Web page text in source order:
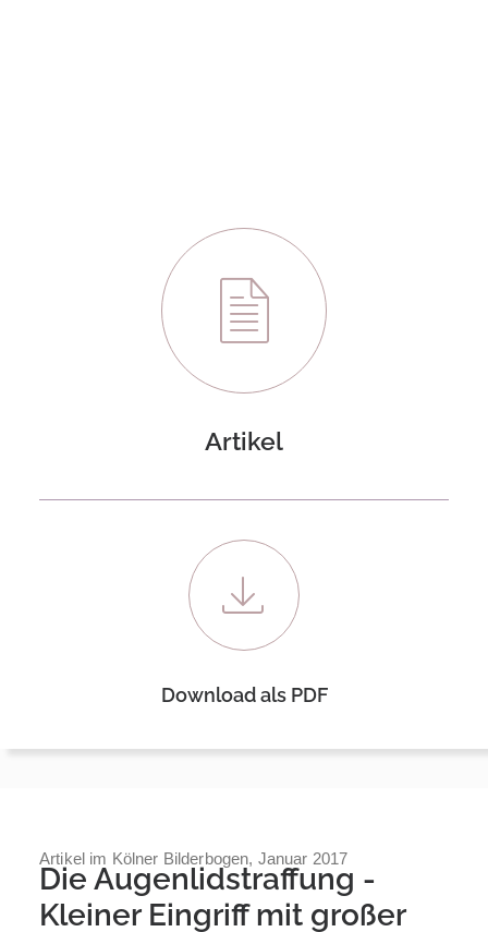
Artikel
Download als PDF
Artikel im Kölner Bilderbogen, Januar 2017
Die Augenlidstraffung -
Kleiner Eingriff mit großer